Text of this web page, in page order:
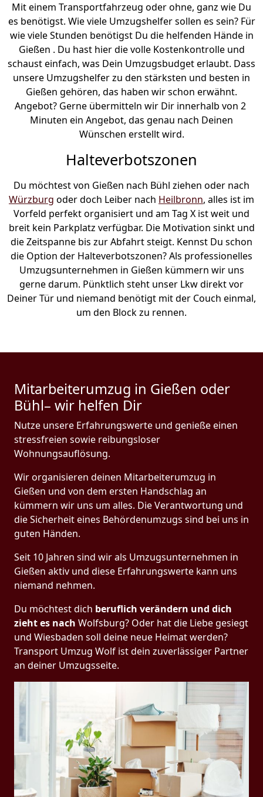
Mit einem Transportfahrzeug oder ohne, ganz wie Du
es benötigst. Wie viele Umzugshelfer sollen es sein? Für
wie viele Stunden benötigst Du die helfenden Hände in
Gießen . Du hast hier die volle Kostenkontrolle und
schaust einfach, was Dein Umzugsbudget erlaubt. Dass
unsere Umzugshelfer zu den stärksten und besten in
Gießen gehören, das haben wir schon erwähnt.
Angebot? Gerne übermitteln wir Dir innerhalb von 2
Minuten ein Angebot, das genau nach Deinen
Wünschen erstellt wird.
Halteverbotszonen
Du möchtest von Gießen nach Bühl ziehen oder nach
Würzburg oder doch Leiber nach Heilbronn, alles ist im
Vorfeld perfekt organisiert und am Tag X ist weit und
breit kein Parkplatz verfügbar. Die Motivation sinkt und
die Zeitspanne bis zur Abfahrt steigt. Kennst Du schon
die Option der Halteverbotszonen? Als professionelles
Umzugsunternehmen in Gießen kümmern wir uns
gerne darum. Pünktlich steht unser Lkw direkt vor
Deiner Tür und niemand benötigt mit der Couch einmal,
um den Block zu rennen.
Mitarbeiterumzug in Gießen oder
Bühl– wir helfen Dir
Nutze unsere Erfahrungswerte und genieße einen
stressfreien sowie reibungsloser
Wohnungsauflösung.
Wir organisieren deinen Mitarbeiterumzug in
Gießen und von dem ersten Handschlag an
kümmern wir uns um alles. Die Verantwortung und
die Sicherheit eines Behördenumzugs sind bei uns in
guten Händen.
Seit 10 Jahren sind wir als Umzugsunternehmen in
Gießen aktiv und diese Erfahrungswerte kann uns
niemand nehmen.
Du möchtest dich beruflich verändern und dich
zieht es nach Wolfsburg? Oder hat die Liebe gesiegt
und Wiesbaden soll deine neue Heimat werden?
Transport Umzug Wolf ist dein zuverlässiger Partner
an deiner Umzugsseite.